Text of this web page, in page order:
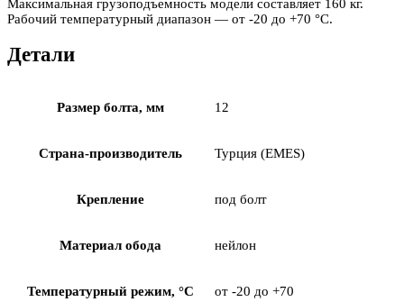
Максимальная грузоподъемность модели составляет 160 кг.
Рабочий температурный диапазон — от -20 до +70 °С.
Детали
Размер болта, мм 12
Страна-производитель Турция (EMES)
Крепление под болт
Материал обода нейлон
Температурный режим, °С от -20 до +70